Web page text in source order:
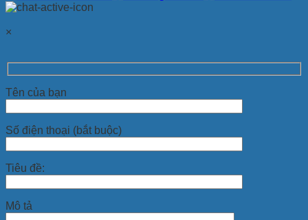
×
Tên của bạn
Số điện thoại (bắt buộc)
Tiêu đề:
Mô tả